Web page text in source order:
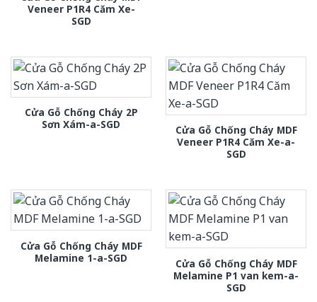
Veneer P1R4 Căm Xe-
SGD
Cửa Gỗ Chống Cháy 2P
Sơn Xám-a-SGD
Cửa Gỗ Chống Cháy MDF
Veneer P1R4 Căm Xe-a-
SGD
Cửa Gỗ Chống Cháy MDF
Melamine 1-a-SGD
Cửa Gỗ Chống Cháy MDF
Melamine P1 van kem-a-
SGD